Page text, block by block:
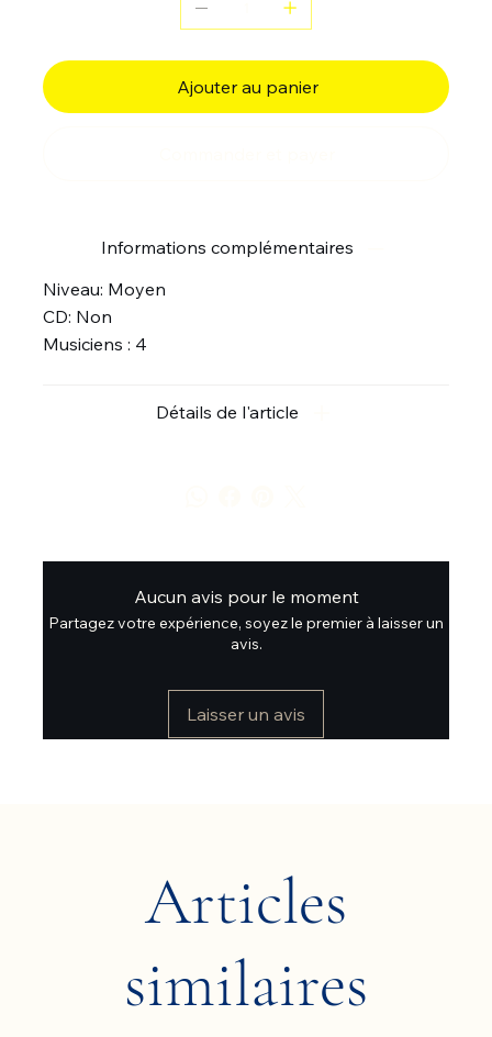
Ajouter au panier
Informations complémentaires
Niveau: Moyen
CD: Non
Musiciens : 4
Détails de l'article
Aucun avis pour le moment
Partagez votre expérience, soyez le premier à laisser un
avis.
Laisser un avis
Articles
similaires